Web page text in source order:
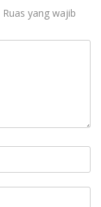
Ruas yang wajib